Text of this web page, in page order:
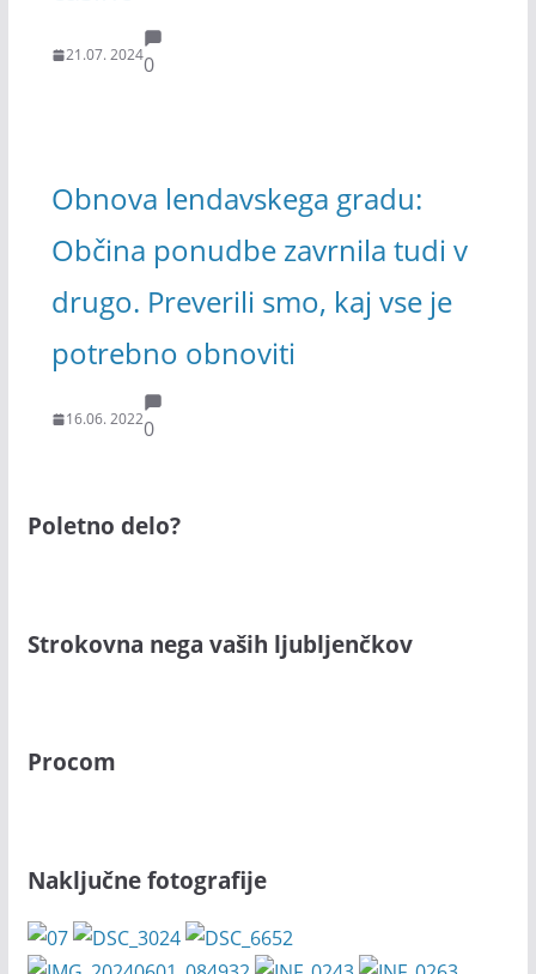
21.07. 20240
Obnova lendavskega gradu:
Občina ponudbe zavrnila tudi v
drugo. Preverili smo, kaj vse je
potrebno obnoviti
16.06. 20220
Poletno delo?
Strokovna nega vaših ljubljenčkov
Procom
Naključne fotografije